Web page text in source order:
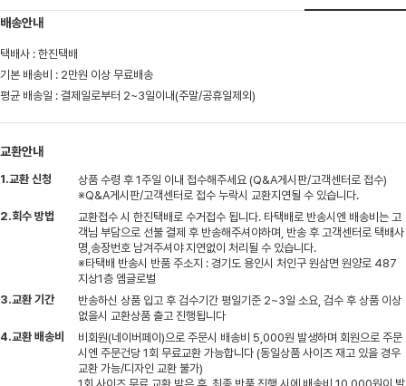
배송안내
택배사 : 한진택배
기본 배송비 : 2만원 이상 무료배송
평균 배송일 : 결제일로부터 2~3일이내(주말/공휴일제외)
교환안내
1.교환 신청
상품 수령 후 1주일 이내 접수해주세요 (Q&A게시판/고객센터로 접수)
※Q&A게시판/고객센터로 접수 누락시 교환지연될 수 있습니다.
2.회수 방법
교환접수 시 한진택배로 수거접수 됩니다. 타택배로 반송시엔 배송비는 고
객님 부담으로 선불 결제 후 반송해주셔야하며, 반송 후 고객센터로 택배사
명,송장번호 남겨주셔야 지연없이 처리될 수 있습니다.
※타택배 반송시 반품 주소지 : 경기도 용인시 처인구 원삼면 원양로 487
지상1층 엠글로벌
3.교환 기간
반송하신 상품 입고 후 검수기간 평일기준 2~3일 소요, 검수 후 상품 이상
없을시 교환상품 출고 진행됩니다
4.교환 배송비
비회원(네이버페이)으로 주문시 배송비 5,000원 발생하며 회원으로 주문
시엔 주문건당 1회 무료교환 가능합니다 (동일상품 사이즈 재고 있을 경우
교환 가능/디자인 교환 불가)